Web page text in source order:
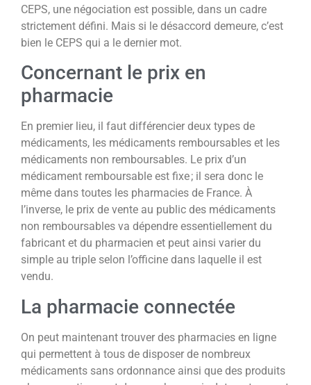
CEPS, une négociation est possible, dans un cadre
strictement défini. Mais si le désaccord demeure, c’est
bien le CEPS qui a le dernier mot.
Concernant le prix en
pharmacie
En premier lieu, il faut différencier deux types de
médicaments, les médicaments remboursables et les
médicaments non remboursables. Le prix d’un
médicament remboursable est fixe ; il sera donc le
même dans toutes les pharmacies de France. À
l’inverse, le prix de vente au public des médicaments
non remboursables va dépendre essentiellement du
fabricant et du pharmacien et peut ainsi varier du
simple au triple selon l’officine dans laquelle il est
vendu.
La pharmacie connectée
On peut maintenant trouver des pharmacies en ligne
qui permettent à tous de disposer de nombreux
médicaments sans ordonnance ainsi que des produits